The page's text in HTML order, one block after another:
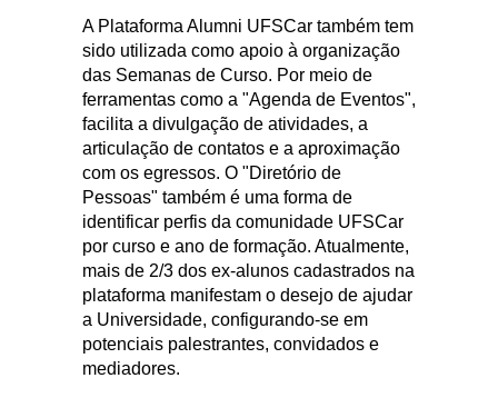
A Plataforma Alumni UFSCar também tem
sido utilizada como apoio à organização
das Semanas de Curso. Por meio de
ferramentas como a "Agenda de Eventos",
facilita a divulgação de atividades, a
articulação de contatos e a aproximação
com os egressos. O "Diretório de
Pessoas" também é uma forma de
identificar perfis da comunidade UFSCar
por curso e ano de formação. Atualmente,
mais de 2/3 dos ex-alunos cadastrados na
plataforma manifestam o desejo de ajudar
a Universidade, configurando-se em
potenciais palestrantes, convidados e
mediadores.